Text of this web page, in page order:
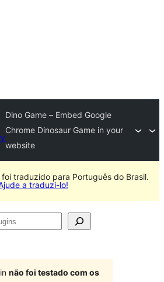
Dino Game – Embed Google
Chrome Dinosaur Game in your
website
traduzido para Português do Brasil.
a traduzi-lo!
não foi testado com os